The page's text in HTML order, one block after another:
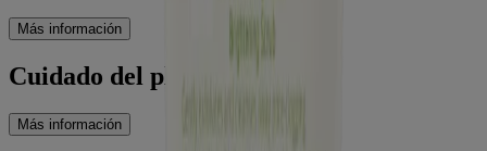
Más información
Cuidado del planeta
Más información